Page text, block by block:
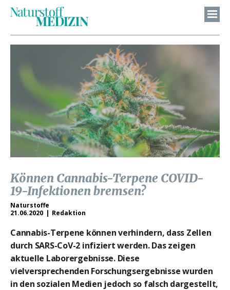
Können Cannabis-Terpene COVID-
19-Infektionen bremsen?
Naturstoffe
21.06.2020
Redaktion
Cannabis-Terpene können verhindern, dass Zellen
durch SARS-CoV-2 infiziert werden. Das zeigen
aktuelle Laborergebnisse. Diese
vielversprechenden Forschungsergebnisse wurden
in den sozialen Medien jedoch so falsch dargestellt,